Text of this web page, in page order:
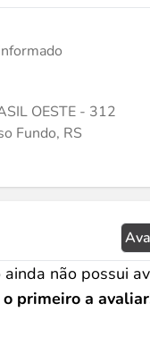
OESTE - 312
Fundo, RS
ainda não possui
o primeiro a